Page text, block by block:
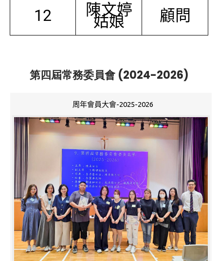
12 陳文婷
姑娘 顧問
第四屆常務委員會 (2024-2026)
周年會員大會-2025-2026